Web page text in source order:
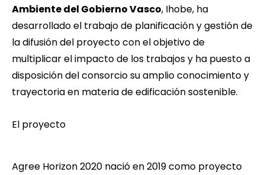
Ambiente del Gobierno Vasco, Ihobe, ha
desarrollado el trabajo de planificación y gestión de
la difusión del proyecto con el objetivo de
multiplicar el impacto de los trabajos y ha puesto a
disposición del consorcio su amplio conocimiento y
trayectoria en materia de edificación sostenible.
El proyecto
Agree Horizon 2020 nació en 2019 como proyecto